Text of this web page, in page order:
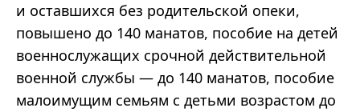
и оставшихся без родительской опеки,
повышено до 140 манатов, пособие на детей
военнослужащих срочной действительной
военной службы — до 140 манатов, пособие
малоимущим семьям с детьми возрастом до